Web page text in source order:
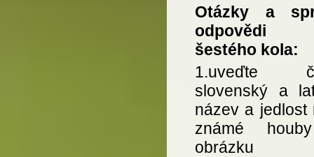
Otázky a
šestého kola:
1.uveďte
slovenský a
název a jedlost
známé
obrázku